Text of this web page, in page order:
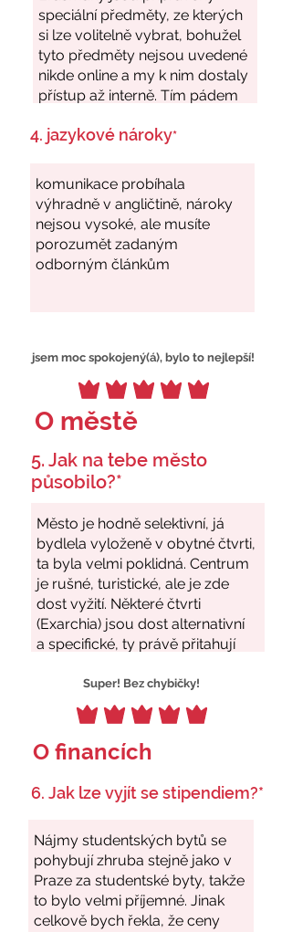
4. jazykové nároky*
jsem moc spokojený(á), bylo to nejlepší!
O městě
5. Jak na tebe město
působilo?*
Super! Bez chybičky!
O financích
6. Jak lze vyjít se stipendiem?*